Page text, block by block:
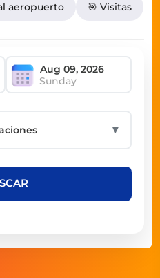
aeropuerto 🎯 Visitas
Sunday
▼